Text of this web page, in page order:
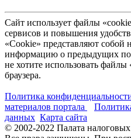
Сайт использует файлы
сервисов и повышения
«Cookie» представляют
информацию о предыдущих
не хотите использовать
браузера.
Политика
материалов портала
данных Карта сайта
© 2002-2022 Палата налоговых